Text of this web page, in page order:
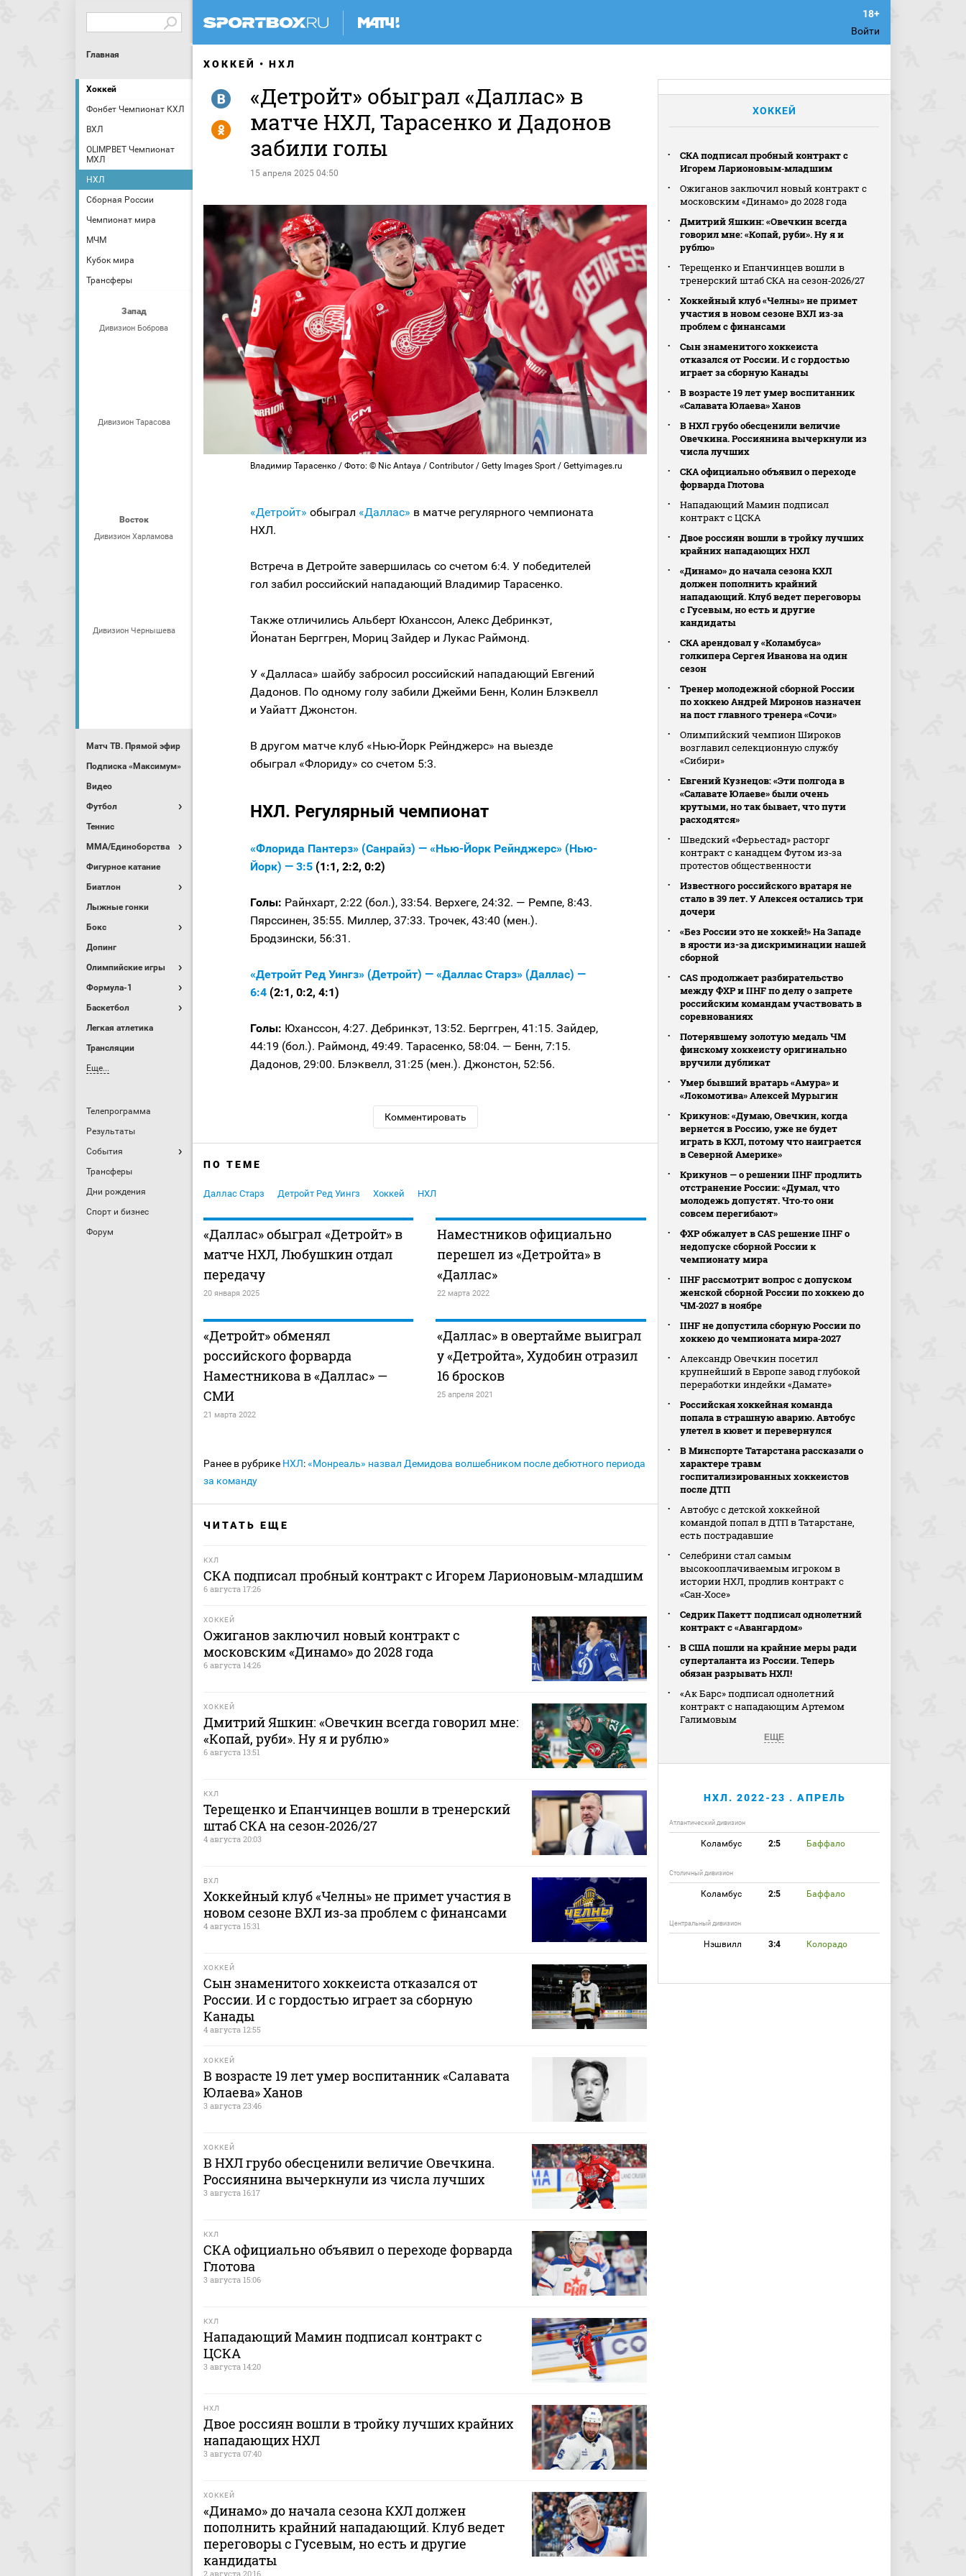
Войти
Главная
Хоккей
Фонбет Чемпионат КХЛ
ВХЛ
OLIMPBET Чемпионат
МХЛ
НХЛ
Сборная России
Чемпионат мира
МЧМ
Кубок мира
Трансферы
Запад
Дивизион Боброва
Дивизион Тарасова
Восток
Дивизион Харламова
Дивизион Чернышева
Матч ТВ. Прямой эфир
Подписка «Максимум»
Видео
Футбол
Теннис
MMA/Единоборства
Фигурное катание
Биатлон
Лыжные гонки
Бокс
Допинг
Олимпийские игры
Формула-1
Баскетбол
Легкая атлетика
Трансляции
Еще...
Телепрограмма
Результаты
События
Трансферы
Дни рождения
Спорт и бизнес
Форум
ХОККЕЙ НХЛ
«Детройт» обыграл «Даллас» в
матче НХЛ, Тарасенко и Дадонов
забили голы
15 апреля 2025 04:50
R
Y
Владимир Тарасенко / Фото: © Nic Antaya / Contributor / Getty Images Sport / Gettyimages.ru
«Детройт» обыграл «Даллас» в матче регулярного чемпионата
НХЛ.
Встреча в Детройте завершилась со счетом 6:4. У победителей
гол забил российский нападающий Владимир Тарасенко.
Также отличились Альберт Юханссон, Алекс Дебринкэт,
Йонатан Берггрен, Мориц Зайдер и Лукас Раймонд.
У «Далласа» шайбу забросил российский нападающий Евгений
Дадонов. По одному голу забили Джейми Бенн, Колин Блэквелл
и Уайатт Джонстон.
В другом матче клуб «Нью-Йорк Рейнджерс» на выезде
обыграл «Флориду» со счетом 5:3.
НХЛ. Регулярный чемпионат
«Флорида Пантерз» (Санрайз) — «Нью-Йорк Рейнджерс» (Нью-
Йорк) — 3:5 (1:1, 2:2, 0:2)
Голы: Райнхарт, 2:22 (бол.), 33:54. Верхеге, 24:32. — Ремпе, 8:43.
Пярссинен, 35:55. Миллер, 37:33. Трочек, 43:40 (мен.).
Бродзински, 56:31.
«Детройт Ред Уингз» (Детройт) — «Даллас Старз» (Даллас) —
6:4 (2:1, 0:2, 4:1)
Голы: Юханссон, 4:27. Дебринкэт, 13:52. Берггрен, 41:15. Зайдер,
44:19 (бол.). Раймонд, 49:49. Тарасенко, 58:04. — Бенн, 7:15.
Дадонов, 29:00. Блэквелл, 31:25 (мен.). Джонстон, 52:56.
Комментировать
ПО ТЕМЕ
Даллас Старз Детройт Ред Уингз Хоккей НХЛ
«Даллас» обыграл «Детройт» в
матче НХЛ, Любушкин отдал
передачу
20 января 2025
Наместников официально
перешел из «Детройта» в
«Даллас»
22 марта 2022
«Детройт» обменял
российского форварда
Наместникова в «Даллас» —
СМИ
21 марта 2022
«Даллас» в овертайме выиграл
у «Детройта», Худобин отразил
16 бросков
25 апреля 2021
Ранее в рубрике НХЛ:«Монреаль» назвал Демидова волшебником после дебютного периода
за команду
ЧИТАТЬ ЕЩЕ
КХЛ
СКА подписал пробный контракт с Игорем Ларионовым‑младшим
6 августа 17:26
ХОККЕЙ
Ожиганов заключил новый контракт с
московским «Динамо» до 2028 года
6 августа 14:26
ХОККЕЙ
Дмитрий Яшкин: «Овечкин всегда говорил мне:
«Копай, руби». Ну я и рублю»
6 августа 13:51
КХЛ
Терещенко и Епанчинцев вошли в тренерский
штаб СКА на сезон‑2026/27
4 августа 20:03
ВХЛ
Хоккейный клуб «Челны» не примет участия в
новом сезоне ВХЛ из‑за проблем с финансами
4 августа 15:31
ХОККЕЙ
Сын знаменитого хоккеиста отказался от
России. И с гордостью играет за сборную
Канады
4 августа 12:55
ХОККЕЙ
В возрасте 19 лет умер воспитанник «Салавата
Юлаева» Ханов
3 августа 23:46
ХОККЕЙ
В НХЛ грубо обесценили величие Овечкина.
Россиянина вычеркнули из числа лучших
3 августа 16:17
КХЛ
СКА официально объявил о переходе форварда
Глотова
3 августа 15:06
КХЛ
Нападающий Мамин подписал контракт с
ЦСКА
3 августа 14:20
НХЛ
Двое россиян вошли в тройку лучших крайних
нападающих НХЛ
3 августа 07:40
ХОККЕЙ
«Динамо» до начала сезона КХЛ должен
пополнить крайний нападающий. Клуб ведет
переговоры с Гусевым, но есть и другие
кандидаты
2 августа 20:16
ХОККЕЙ
СКА подписал пробный контракт с
Игорем Ларионовым‑младшим
Ожиганов заключил новый контракт с
московским «Динамо» до 2028 года
Дмитрий Яшкин: «Овечкин всегда
говорил мне: «Копай, руби». Ну я и
рублю»
Терещенко и Епанчинцев вошли в
тренерский штаб СКА на сезон‑2026/27
Хоккейный клуб «Челны» не примет
участия в новом сезоне ВХЛ из‑за
проблем с финансами
Сын знаменитого хоккеиста
отказался от России. И с гордостью
играет за сборную Канады
В возрасте 19 лет умер воспитанник
«Салавата Юлаева» Ханов
В НХЛ грубо обесценили величие
Овечкина. Россиянина вычеркнули из
числа лучших
СКА официально объявил о переходе
форварда Глотова
Нападающий Мамин подписал
контракт с ЦСКА
Двое россиян вошли в тройку лучших
крайних нападающих НХЛ
«Динамо» до начала сезона КХЛ
должен пополнить крайний
нападающий. Клуб ведет переговоры
с Гусевым, но есть и другие
кандидаты
СКА арендовал у «Коламбуса»
голкипера Сергея Иванова на один
сезон
Тренер молодежной сборной России
по хоккею Андрей Миронов назначен
на пост главного тренера «Сочи»
Олимпийский чемпион Широков
возглавил селекционную службу
«Сибири»
Евгений Кузнецов: «Эти полгода в
«Салавате Юлаеве» были очень
крутыми, но так бывает, что пути
расходятся»
Шведский «Ферьестад» расторг
контракт с канадцем Футом из‑за
протестов общественности
Известного российского вратаря не
стало в 39 лет. У Алексея остались три
дочери
«Без России это не хоккей!» На Западе
в ярости из-за дискриминации нашей
сборной
CAS продолжает разбирательство
между ФХР и IIHF по делу о запрете
российским командам участвовать в
соревнованиях
Потерявшему золотую медаль ЧМ
финскому хоккеисту оригинально
вручили дубликат
Умер бывший вратарь «Амура» и
«Локомотива» Алексей Мурыгин
Крикунов: «Думаю, Овечкин, когда
вернется в Россию, уже не будет
играть в КХЛ, потому что наиграется
в Северной Америке»
Крикунов — о решении IIHF продлить
отстранение России: «Думал, что
молодежь допустят. Что‑то они
совсем перегибают»
ФХР обжалует в CAS решение IIHF о
недопуске сборной России к
чемпионату мира
IIHF рассмотрит вопрос с допуском
женской сборной России по хоккею до
ЧМ‑2027 в ноябре
IIHF не допустила сборную России по
хоккею до чемпионата мира‑2027
Александр Овечкин посетил
крупнейший в Европе завод глубокой
переработки индейки «Дамате»
Российская хоккейная команда
попала в страшную аварию. Автобус
улетел в кювет и перевернулся
В Минспорте Татарстана рассказали о
характере травм
госпитализированных хоккеистов
после ДТП
Автобус с детской хоккейной
командой попал в ДТП в Татарстане,
есть пострадавшие
Селебрини стал самым
высокооплачиваемым игроком в
истории НХЛ, продлив контракт с
«Сан‑Хосе»
Седрик Пакетт подписал однолетний
контракт с «Авангардом»
В США пошли на крайние меры ради
суперталанта из России. Теперь
обязан разрывать НХЛ!
«Ак Барс» подписал однолетний
контракт с нападающим Артемом
Галимовым
ЕЩЕ
НХЛ. 2022-23 . АПРЕЛЬ
Атлантический дивизион
Коламбус 2:5 Баффало
Столичный дивизион
Коламбус 2:5 Баффало
Центральный дивизион
Нэшвилл 3:4 Колорадо